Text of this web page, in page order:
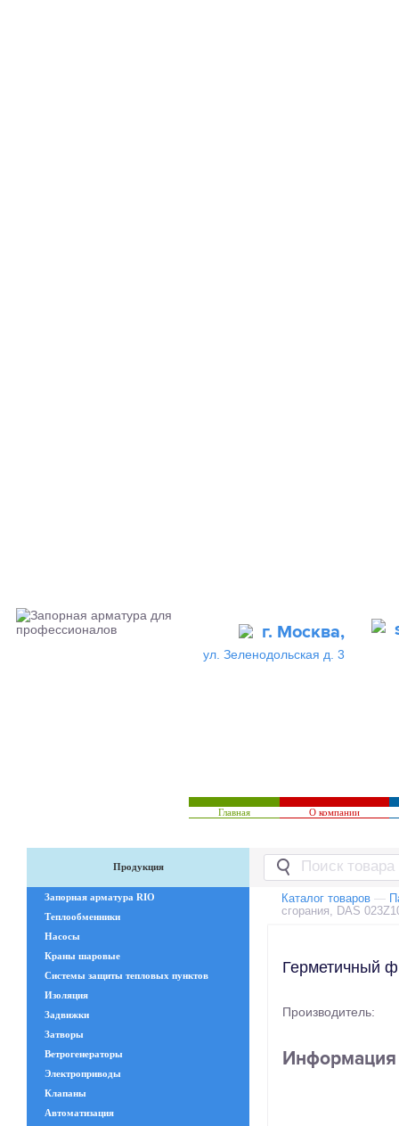
г. Москва,
ул. Зеленодольская д. 3
Главная О компании
Продукция
Запорная арматура RIO
Теплообменники
Насосы
Краны шаровые
Системы защиты тепловых пунктов
Изоляция
Задвижки
Затворы
Ветрогенераторы
Электроприводы
Клапаны
Автоматизация
Каталог товаров —
сгорания, DAS
Герметичный
Производитель:
Информация